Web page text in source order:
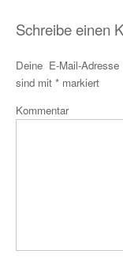
Schreibe einen
Deine E-Mail-
sind mit * markiert